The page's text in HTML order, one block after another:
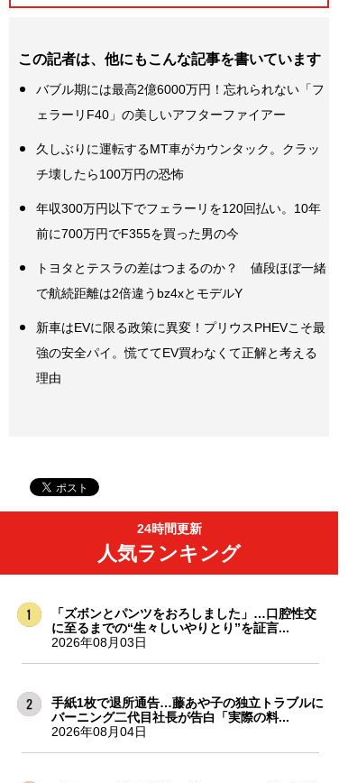
この記者は、他にもこんな記事を書いています
バブル期には最高2億6000万円！忘れられない「フ
ェラーリF40」の美しいアフターファイアー
久しぶりに運転するMT車がカウンタック。クラッ
チ壊したら100万円の恐怖
年収300万円以下でフェラーリを120回払い。10年
前に700万円でF355を買った男の今
トヨタとテスラの差はつまるのか？ 値段ほぼ一緒
で航続距離は2倍違うbz4xとモデルY
新車はEVに限る政策に異変！プリウスPHEVこそ最
強の安全パイ。慌ててEV買わなくて正解と考える
理由
24時間更新
人気ランキング
「ズボンとパンツをおろしました」…口腔性交
に至るまでの“生々しいやりとり”を証言...
2026年08月03日
手紙1枚で退所通告…藤あや子の独立トラブルに
バーニング二代目社長が告白「実際の料...
2026年08月04日